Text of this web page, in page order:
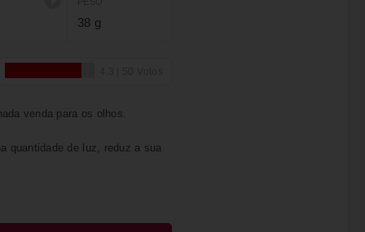
38 g
venda para os olhos.
quantidade de luz, reduz a sua